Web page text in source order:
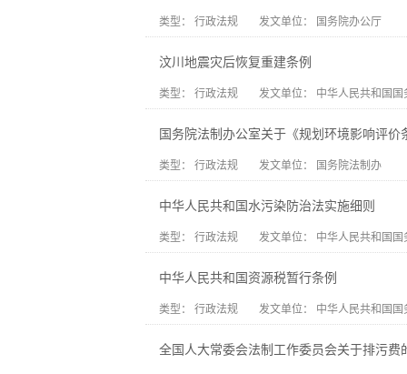
类型： 行政法规 发文单位： 国务院办公厅
汶川地震灾后恢复重建条例
类型： 行政法规 发文单位： 中华人民共和国国
国务院法制办公室关于《规划环境影响评
类型： 行政法规 发文单位： 国务院法制办
中华人民共和国水污染防治法实施细则
类型： 行政法规 发文单位： 中华人民共和国国
中华人民共和国资源税暂行条例
类型： 行政法规 发文单位： 中华人民共和国国
全国人大常委会法制工作委员会关于排污费